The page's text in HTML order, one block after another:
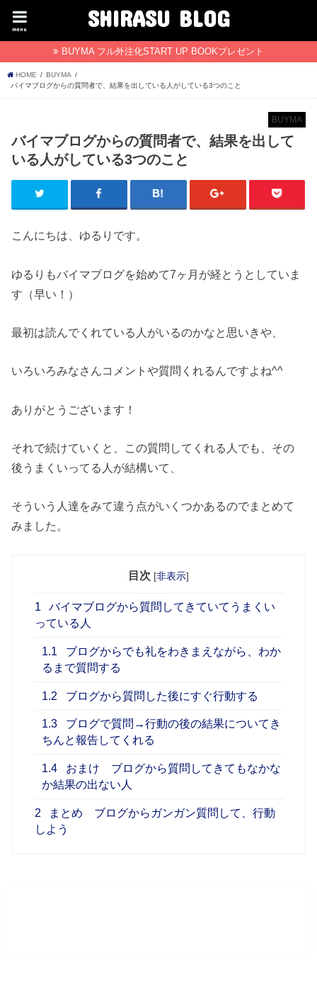
SHIRASU BLOG
menu
BUYMA フル外注化START UP BOOKプレゼント
HOME
BUYMA
バイマブログからの質問者で、結果を出している人がしている3つのこと
BUYMA
バイマブログからの質問者で、結果を出して
いる人がしている3つのこと
こんにちは、ゆるりです。
ゆるりもバイマブログを始めて7ヶ月が経とうとしていま
す（早い！）
最初は読んでくれている人がいるのかなと思いきや、
いろいろみなさんコメントや質問くれるんですよね^^
ありがとうございます！
それで続けていくと、この質問してくれる人でも、その
後うまくいってる人が結構いて、
そういう人達をみて違う点がいくつかあるのでまとめて
みました。
目次 [非表示]
1
バイマブログから質問してきていてうまくい
っている人
1.1
ブログからでも礼をわきまえながら、わか
るまで質問する
1.2 ブログから質問した後にすぐ行動する
1.3
ブログで質問→行動の後の結果についてき
ちんと報告してくれる
1.4
おまけ ブログから質問してきてもなかな
か結果の出ない人
2
まとめ ブログからガンガン質問して、行動
しよう